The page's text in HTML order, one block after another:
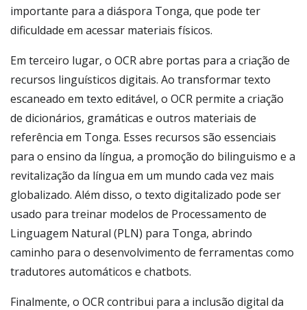
importante para a diáspora Tonga, que pode ter
dificuldade em acessar materiais físicos.
Em terceiro lugar, o OCR abre portas para a criação de
recursos linguísticos digitais. Ao transformar texto
escaneado em texto editável, o OCR permite a criação
de dicionários, gramáticas e outros materiais de
referência em Tonga. Esses recursos são essenciais
para o ensino da língua, a promoção do bilinguismo e a
revitalização da língua em um mundo cada vez mais
globalizado. Além disso, o texto digitalizado pode ser
usado para treinar modelos de Processamento de
Linguagem Natural (PLN) para Tonga, abrindo
caminho para o desenvolvimento de ferramentas como
tradutores automáticos e chatbots.
Finalmente, o OCR contribui para a inclusão digital da